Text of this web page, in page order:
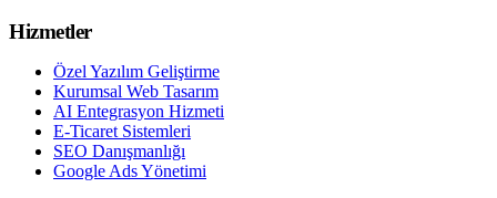
Hizmetler
Özel Yazılım Geliştirme
Kurumsal Web Tasarım
AI Entegrasyon Hizmeti
E-Ticaret Sistemleri
SEO Danışmanlığı
Google Ads Yönetimi